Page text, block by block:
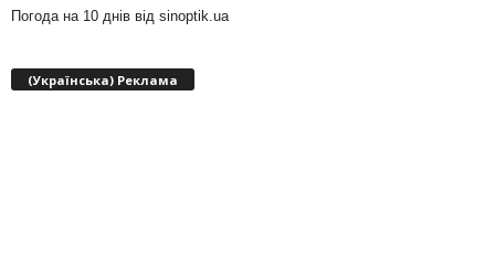
Погода на 10 днів від sinoptik.ua
(Українська) Реклама